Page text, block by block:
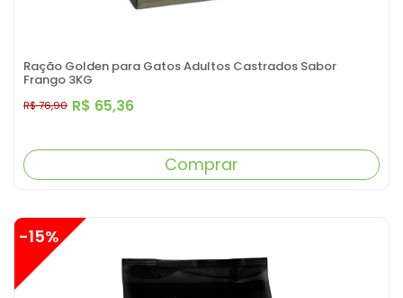
Ração Golden para Gatos Adultos Castrados Sabor
Frango 3KG
R$ 65,36
R$ 76,90
Comprar
-15%